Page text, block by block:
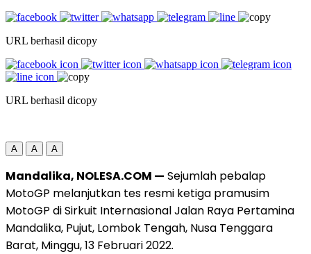
URL berhasil dicopy
URL berhasil dicopy
A A A
Mandalika, NOLESA.COM — Sejumlah pebalap
MotoGP melanjutkan tes resmi ketiga pramusim
MotoGP di Sirkuit Internasional Jalan Raya Pertamina
Mandalika, Pujut, Lombok Tengah, Nusa Tenggara
Barat, Minggu, 13 Februari 2022.